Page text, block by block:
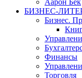
Аарон Бек
БИЗНЕС-
Бизнес.
Финансы
Торговля